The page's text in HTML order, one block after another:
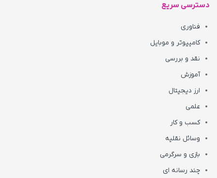
دسترسی سریع
فناوری
کامپیوتر و موبایل
نقد و بررسی
آموزش
ارز دیجیتال
علمی
کسب و کار
وسائل نقلیه
بازی و سرگرمی
چند رسانه ای